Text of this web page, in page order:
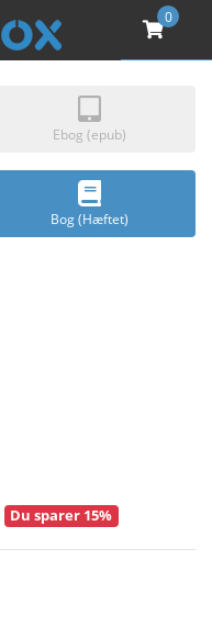
0
Ebog (epub)
Bog (Hæftet)
Du sparer 15%